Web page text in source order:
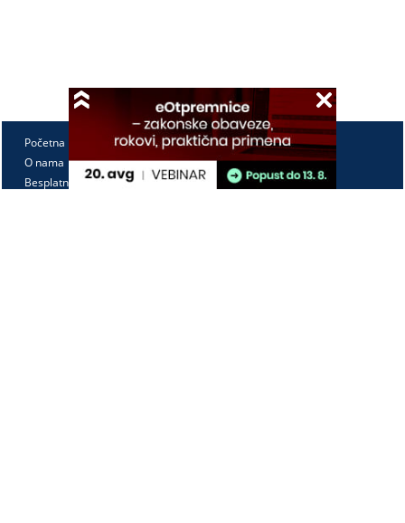
Početna
O nama
Besplatno